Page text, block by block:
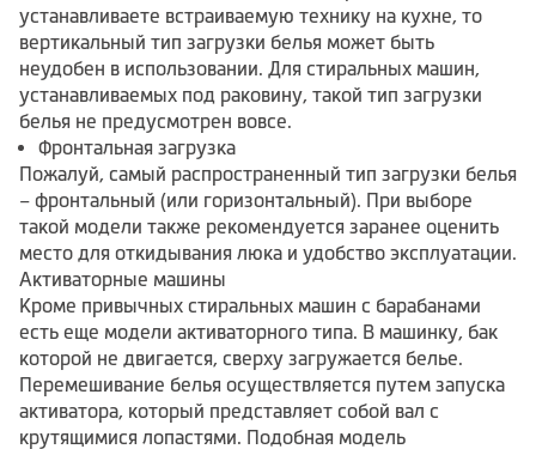
устанавливаете встраиваемую технику на кухне, то
вертикальный тип загрузки белья может быть
неудобен в использовании. Для стиральных машин,
устанавливаемых под раковину, такой тип загрузки
белья не предусмотрен вовсе.
Фронтальная загрузка
Пожалуй, самый распространенный тип загрузки белья
– фронтальный (или горизонтальный). При выборе
такой модели также рекомендуется заранее оценить
место для откидывания люка и удобство эксплуатации.
Активаторные машины
Кроме привычных стиральных машин с барабанами
есть еще модели активаторного типа. В машинку, бак
которой не двигается, сверху загружается белье.
Перемешивание белья осуществляется путем запуска
активатора, который представляет собой вал с
крутящимися лопастями. Подобная модель